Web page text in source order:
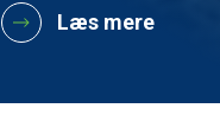
Læs mere